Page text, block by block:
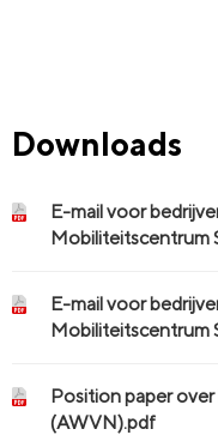
Downloads
E-mail voor
Mobiliteitscentrum
E-mail voor
Mobiliteitscentrum
Position paper
(AWVN).pdf